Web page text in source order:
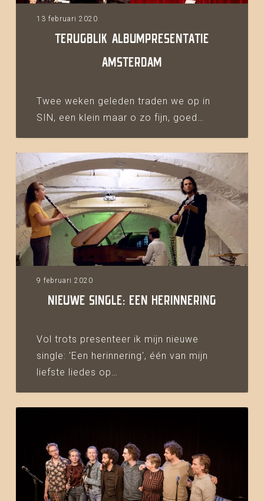
13 februari 2020
TERUGBLIK ALBUMPRESENTATIE
AMSTERDAM
Twee weken geleden traden we op in
SIN, een klein maar o zo fijn, goed…
Nieuwe
single:
Een
herinnering
9 februari 2020
NIEUWE SINGLE: EEN HERINNERING
Vol trots presenteer ik mijn nieuwe
single: 'Een herinnering', één van mijn
liefste liedes op…
Utrecht